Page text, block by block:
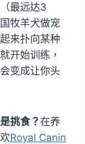
最远达3
牧羊犬做宠
来扑向某种
开始训练，
变成让你头
挑食？在养
Royal Canin